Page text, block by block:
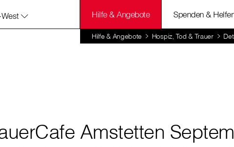
Hilfe & Angebote Spenden &
Hilfe & Angebote Hospiz, Tod & Trauer
Amstetten